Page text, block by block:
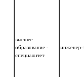
высшее
образование -
специалитет
инженер-